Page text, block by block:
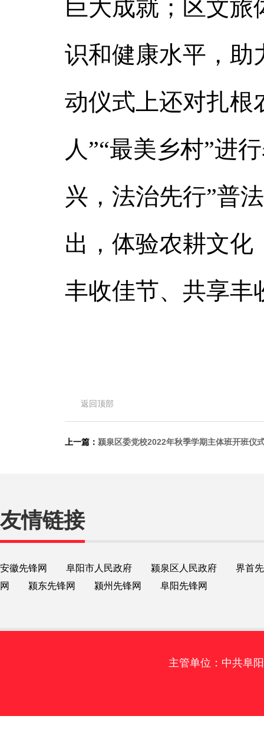
巨大成就；区文
识和健康水平，助
动仪式上还对扎根
人”“最美乡村”进
兴，法治先行”普
出，体验农耕文化
丰收佳节、共享丰
返回顶部
上一篇： 颍泉区委党校2022年秋季学期主体班开班仪
友情链接
安徽先锋网 阜阳市人民政府 颍泉区人民政府
界首
网
颍东先锋网 颍州先锋网 阜阳先锋网
主管单位：中共阜